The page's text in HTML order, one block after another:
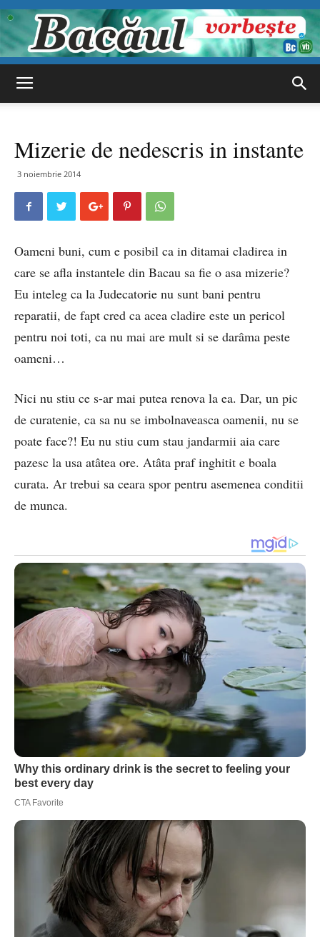
vorbește
Mizerie de nedescris in instante
3 noiembrie 2014
Oameni buni, cum e posibil ca in ditamai cladirea in
care se afla instantele din Bacau sa fie o asa mizerie?
Eu inteleg ca la Judecatorie nu sunt bani pentru
reparatii, de fapt cred ca acea cladire este un pericol
pentru noi toti, ca nu mai are mult si se darâma peste
oameni…
Nici nu stiu ce s-ar mai putea renova la ea. Dar, un pic
de curatenie, ca sa nu se imbolnaveasca oamenii, nu se
poate face?! Eu nu stiu cum stau jandarmii aia care
pazesc la usa atâtea ore. Atâta praf inghitit e boala
curata. Ar trebui sa ceara spor pentru asemenea conditii
de munca.